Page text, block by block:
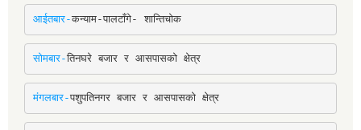
आईतबार-कन्याम-पालटाँगे- शान्तिचोक
सोमबार-तिनघरे बजार र आसपासको क्षेत्र
मंगलबार-पशुपतिनगर बजार र आसपासको क्षेत्र